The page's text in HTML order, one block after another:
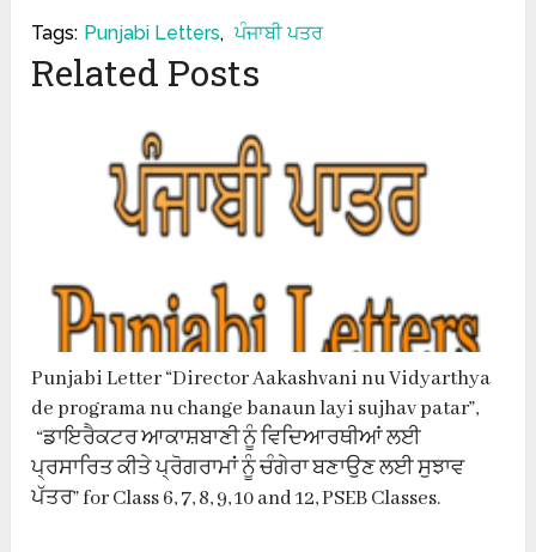
Tags: Punjabi Letters, ਪੰਜਾਬੀ ਪਤਰ
Related Posts
Punjabi Letter “Director Aakashvani nu Vidyarthya
de programa nu change banaun layi sujhav patar”,
“ਡਾਇਰੈਕਟਰ ਆਕਾਸ਼ਬਾਣੀ ਨੂੰ ਵਿਦਿਆਰਥੀਆਂ ਲਈ
ਪ੍ਰਸਾਰਿਤ ਕੀਤੇ ਪ੍ਰੋਗਰਾਮਾਂ ਨੂੰ ਚੰਗੇਰਾ ਬਣਾਉਣ ਲਈ ਸੁਝਾਵ
ਪੱਤਰ” for Class 6, 7, 8, 9, 10 and 12, PSEB Classes.